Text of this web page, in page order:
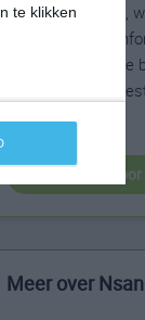
te klikken
klimaatgegevens,
specifieke
informatie over
voor duizenden
wereldwijd.
beste reistijd
Meer over